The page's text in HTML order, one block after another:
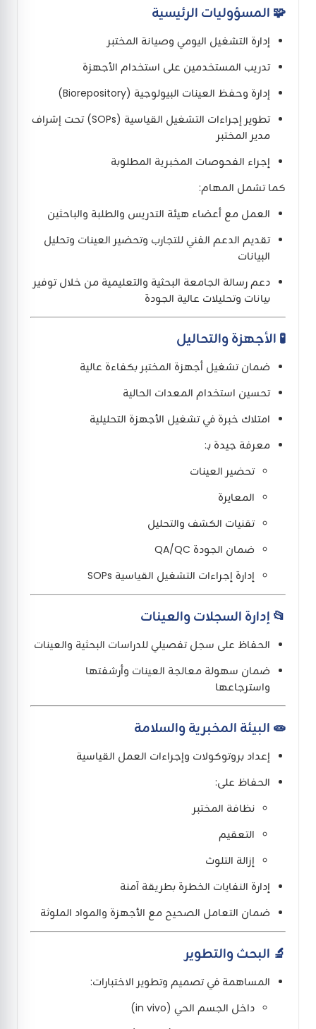
🧩 المسؤوليات الرئيسية
إدارة التشغيل اليومي وصيانة المختبر
تدريب المستخدمين على استخدام الأجهزة
إدارة وحفظ العينات البيولوجية (Biorepository)
تطوير إجراءات التشغيل القياسية (SOPs) تحت إشراف
مدير المختبر
إجراء الفحوصات المخبرية المطلوبة
كما تشمل المهام:
العمل مع أعضاء هيئة التدريس والطلبة والباحثين
تقديم الدعم الفني للتجارب وتحضير العينات وتحليل
البيانات
دعم رسالة الجامعة البحثية والتعليمية من خلال توفير
بيانات وتحليلات عالية الجودة
🧪 الأجهزة والتحاليل
ضمان تشغيل أجهزة المختبر بكفاءة عالية
تحسين استخدام المعدات الحالية
امتلاك خبرة في تشغيل الأجهزة التحليلية
معرفة جيدة بـ:
تحضير العينات
المعايرة
تقنيات الكشف والتحليل
ضمان الجودة QA/QC
إدارة إجراءات التشغيل القياسية SOPs
📂 إدارة السجلات والعينات
الحفاظ على سجل تفصيلي للدراسات البحثية والعينات
ضمان سهولة معالجة العينات وأرشفتها
واسترجاعها
🧫 البيئة المخبرية والسلامة
إعداد بروتوكولات وإجراءات العمل القياسية
الحفاظ على:
نظافة المختبر
التعقيم
إزالة التلوث
إدارة النفايات الخطرة بطريقة آمنة
ضمان التعامل الصحيح مع الأجهزة والمواد الملوثة
🔬 البحث والتطوير
المساهمة في تصميم وتطوير الاختبارات:
داخل الجسم الحي (in vivo)